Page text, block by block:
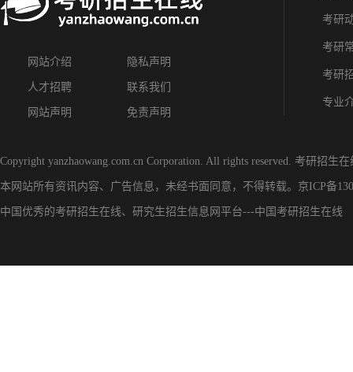
网站介绍 隐私声明
人才招聘 联系我们
网站声明 免责声明
考研
考研
考研
专业
Copyright yanzhaowang.com.cn Corporation. All rights reserved. 考研招生在
本网站所有资讯内容、广告信息，未经书面同意，不得转载。 京ICP备
中国优秀的考研招生在线、 研究生招生信息网 平台---中国考研招生在线